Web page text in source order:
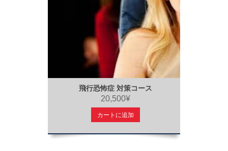
飛行恐怖症 対策コース
20,500¥
カートに追加